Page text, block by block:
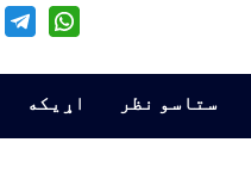
ستاسو نظر اړیکه